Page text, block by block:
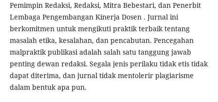
Pemimpin Redaksi, Redaksi, Mitra Bebestari, dan Penerbit
Lembaga Pengembangan Kinerja Dosen . Jurnal ini
berkomitmen untuk mengikuti praktik terbaik tentang
masalah etika, kesalahan, dan pencabutan. Pencegahan
malpraktik publikasi adalah salah satu tanggung jawab
penting dewan redaksi. Segala jenis perilaku tidak etis tidak
dapat diterima, dan jurnal tidak mentolerir plagiarisme
dalam bentuk apa pun.